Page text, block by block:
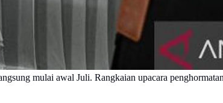
mulai awal Juli. Rangkaian upacara